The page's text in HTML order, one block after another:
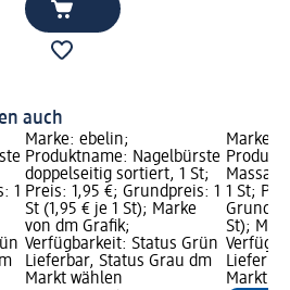
auch
1
Marke: ebelin;
Produktname: Nagelbürste
doppelseitig sortiert, 1 St;
Preis: 1,95 €; Grundpreis: 1
St (1,95 € je 1 St); Marke
von dm Grafik;
Verfügbarkeit: Status Grün
Lieferbar, Status Grau dm
Markt wählen
Marke:
1 St;
St);
Markt